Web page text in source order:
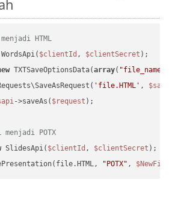
HTML
WordsApi( $clientId , $clientSecret
TXTSaveOptionsData(array( "file_name"
'file.HTML' ,
->saveAs( $request );
menjadi POTX
SlidesApi( $clientId , $clientSecret
"POTX" , $NewFile